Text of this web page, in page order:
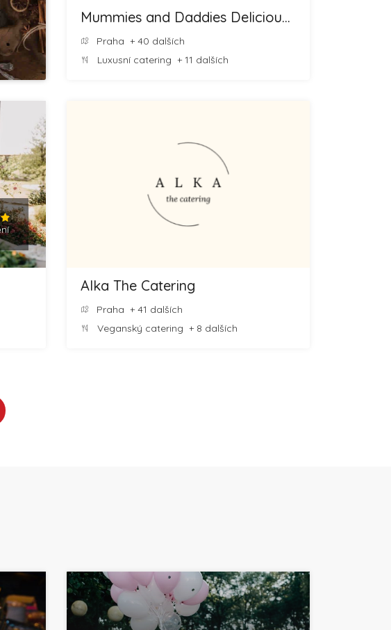
Mummies and Daddies Delicious Food and Cheesecakes
Praha + 40 dalších
Luxusní catering + 11 dalších
Alka The Catering
Praha + 41 dalších
Veganský catering + 8 dalších